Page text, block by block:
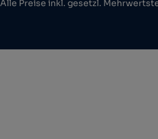
Alle Preise inkl. gesetzl.